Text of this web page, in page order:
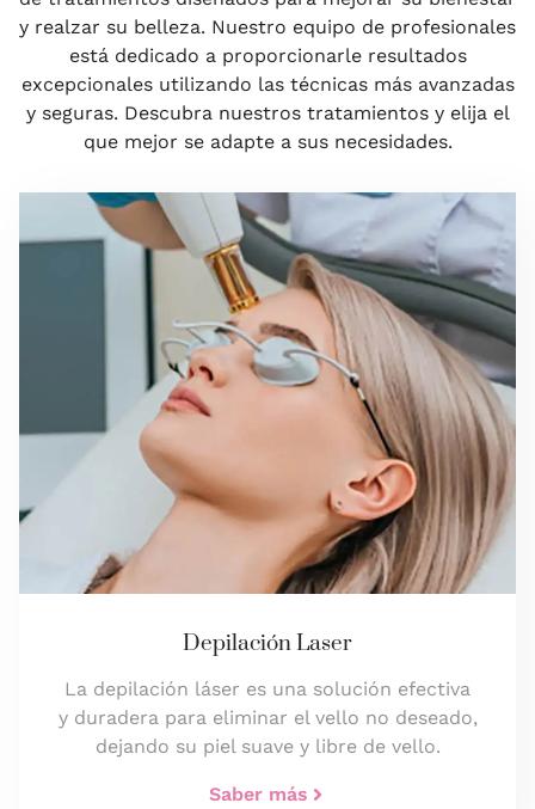
y realzar su belleza. Nuestro equipo de profesionales
está dedicado a proporcionarle resultados
excepcionales utilizando las técnicas más avanzadas
y seguras. Descubra nuestros tratamientos y elija el
que mejor se adapte a sus necesidades.
Depilación Laser
La depilación láser es una solución efectiva
y duradera para eliminar el vello no deseado,
dejando su piel suave y libre de vello.
Saber más